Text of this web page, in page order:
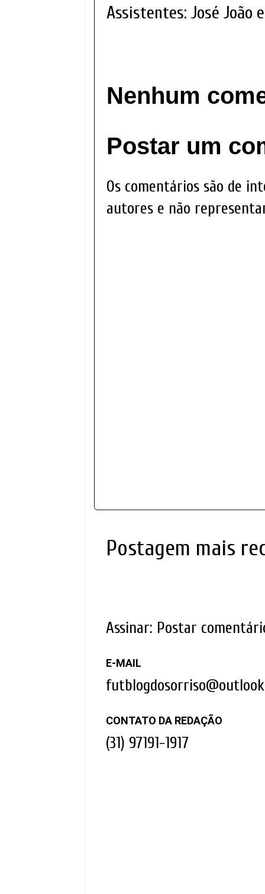
Assistentes: José João
Nenhum
Postar um
Os comentários são de
autores e não
Postagem mais
Assinar: Postar
E-MAIL
CONTATO DA REDAÇÃO
(31) 97191-1917